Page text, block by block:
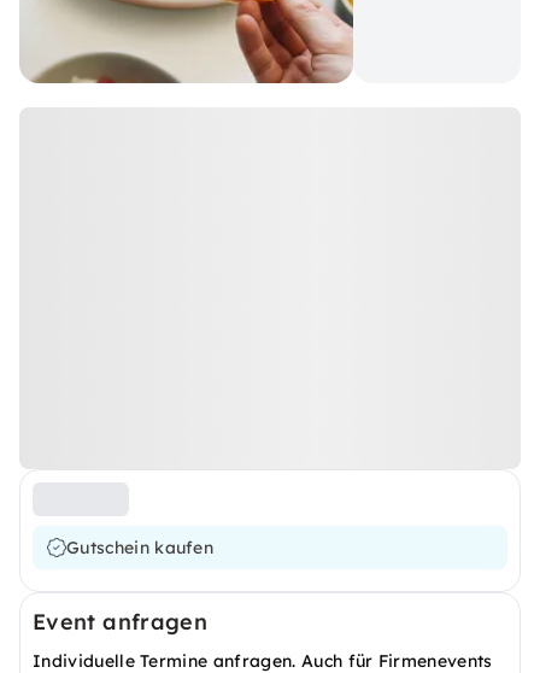
Gutschein kaufen
Event anfragen
Individuelle Termine anfragen. Auch für Firmenevents